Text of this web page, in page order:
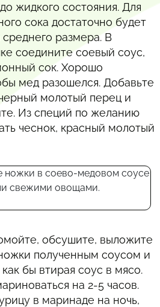
жидкого состояния. Для
сока достаточно будет
размера. В
соедините соевый соус,
сок. Хорошо
мед разошелся. Добавьте
молотый перец и
Из специй по желанию
чеснок, красный молотый
обсушите, выложите
полученным соусом и
бы втирая соус в мясо.
на 2-5 часов.
в маринаде на ночь,